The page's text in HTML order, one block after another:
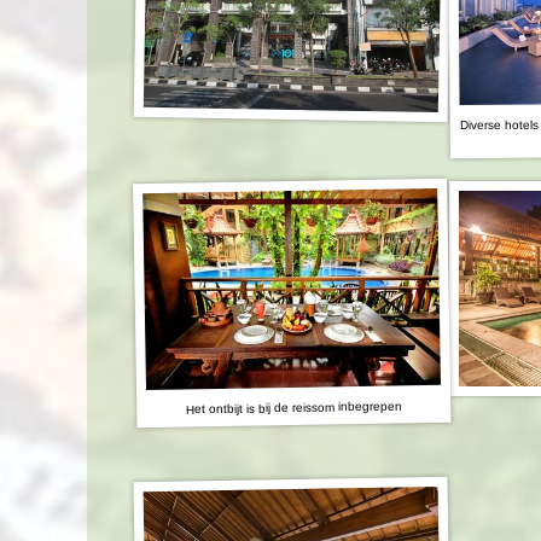
Diverse
Het ontbijt is bij de reissom inbegrepen